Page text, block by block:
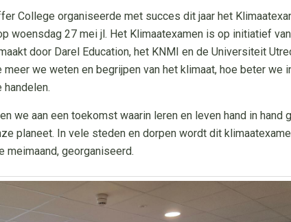
College organiseerde met succes dit jaar het
woensdag 27 mei jl. Het Klimaatexamen is op initiatief
door Darel Education, het KNMI en de Universiteit
meer we weten en begrijpen van het klimaat, hoe beter we
handelen.
we aan een toekomst waarin leren en leven hand in hand
planeet. In vele steden en dorpen wordt dit
meimaand, georganiseerd.